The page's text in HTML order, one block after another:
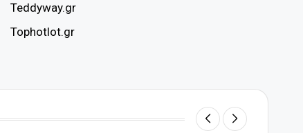
Teddyway.gr
Tophotlot.gr